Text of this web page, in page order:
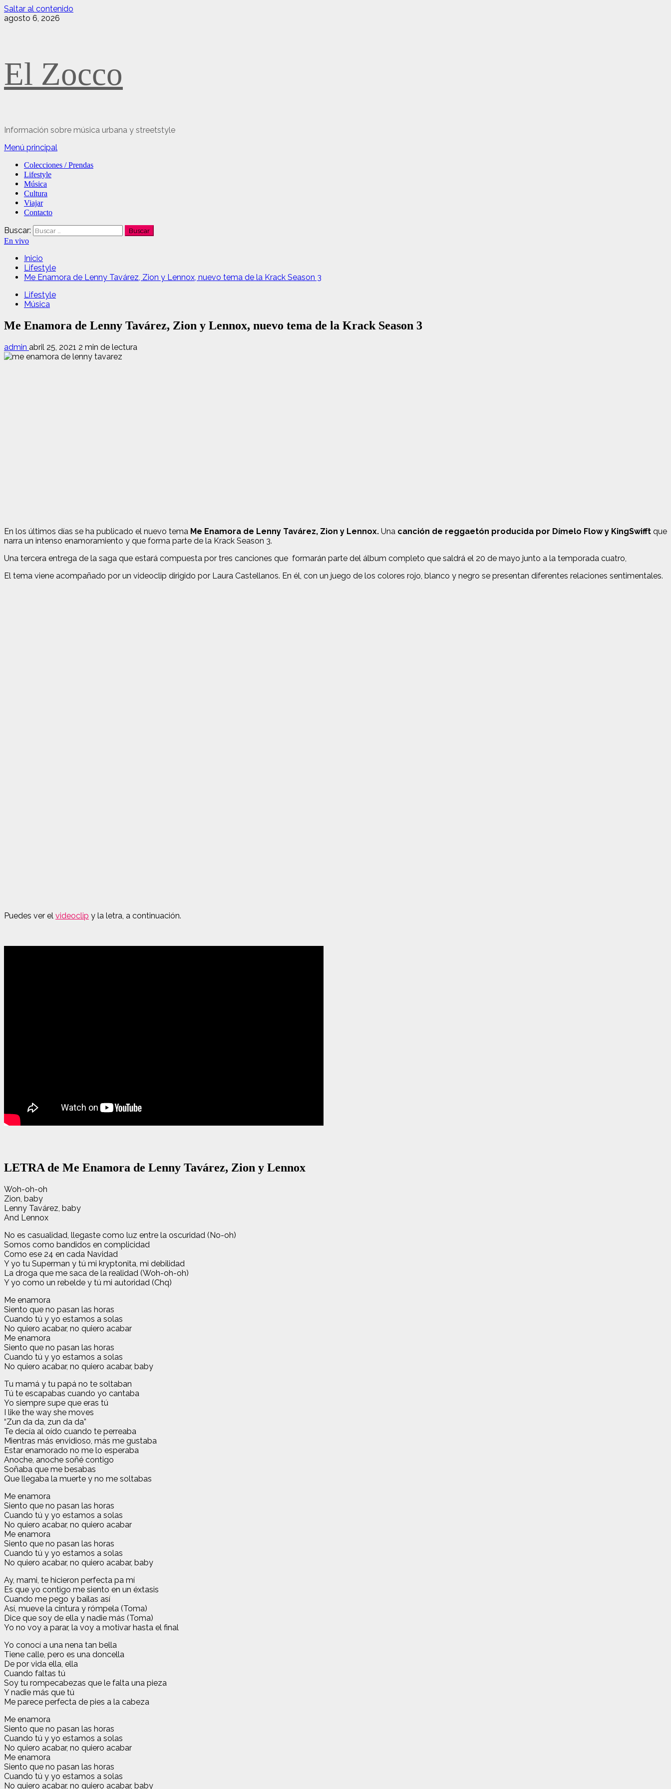
Saltar al contenido
agosto 6, 2026
El Zocco
Información sobre música urbana y streetstyle
Menú principal
Colecciones / Prendas
Lifestyle
Música
Cultura
Viajar
Contacto
Buscar:
En vivo
Inicio
Lifestyle
Me Enamora de Lenny Tavárez, Zion y Lennox, nuevo tema de la Krack Season 3
Lifestyle
Música
Me Enamora de Lenny Tavárez, Zion y Lennox, nuevo tema de la Krack Season 3
admin abril 25, 2021 2 min de lectura
En los últimos días se ha publicado el nuevo tema Me Enamora de Lenny Tavárez, Zion y Lennox. Una canción de reggaetón producida por Dímelo Flow y KingSwifft que
narra un intenso enamoramiento y que forma parte de la Krack Season 3.
Una tercera entrega de la saga que estará compuesta por tres canciones que formarán parte del álbum completo que saldrá el 20 de mayo junto a la temporada cuatro,
El tema viene acompañado por un videoclip dirigido por Laura Castellanos. En él, con un juego de los colores rojo, blanco y negro se presentan diferentes relaciones sentimentales.
Puedes ver el videoclip y la letra, a continuación.
LETRA de Me Enamora de Lenny Tavárez, Zion y Lennox
Woh-oh-oh
Zion, baby
Lenny Tavárez, baby
And Lennox
No es casualidad, llegaste como luz entre la oscuridad (No-oh)
Somos como bandidos en complicidad
Como ese 24 en cada Navidad
Y yo tu Superman y tú mi kryptonita, mi debilidad
La droga que me saca de la realidad (Woh-oh-oh)
Y yo como un rebelde y tú mi autoridad (Chq)
Me enamora
Siento que no pasan las horas
Cuando tú y yo estamos a solas
No quiero acabar, no quiero acabar
Me enamora
Siento que no pasan las horas
Cuando tú y yo estamos a solas
No quiero acabar, no quiero acabar, baby
Tu mamá y tu papá no te soltaban
Tú te escapabas cuando yo cantaba
Yo siempre supe que eras tú
I like the way she moves
“Zun da da, zun da da”
Te decía al oído cuando te perreaba
Mientras más envidioso, más me gustaba
Estar enamorado no me lo esperaba
Anoche, anoche soñé contigo
Soñaba que me besabas
Que llegaba la muerte y no me soltabas
Me enamora
Siento que no pasan las horas
Cuando tú y yo estamos a solas
No quiero acabar, no quiero acabar
Me enamora
Siento que no pasan las horas
Cuando tú y yo estamos a solas
No quiero acabar, no quiero acabar, baby
Ay, mami, te hicieron perfecta pa mí
Es que yo contigo me siento en un éxtasis
Cuando me pego y bailas así
Así, mueve la cintura y rómpela (Toma)
Dice que soy de ella y nadie más (Toma)
Yo no voy a parar, la voy a motivar hasta el final
Yo conocí a una nena tan bella
Tiene calle, pero es una doncella
De por vida ella, ella
Cuando faltas tú
Soy tu rompecabezas que le falta una pieza
Y nadie más que tú
Me parece perfecta de pies a la cabeza
Me enamora
Siento que no pasan las horas
Cuando tú y yo estamos a solas
No quiero acabar, no quiero acabar
Me enamora
Siento que no pasan las horas
Cuando tú y yo estamos a solas
No quiero acabar, no quiero acabar, baby